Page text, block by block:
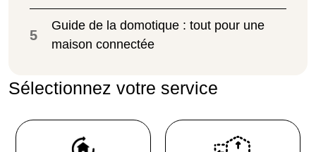
5
Guide de la domotique : tout pour une
maison connectée
Sélectionnez votre service